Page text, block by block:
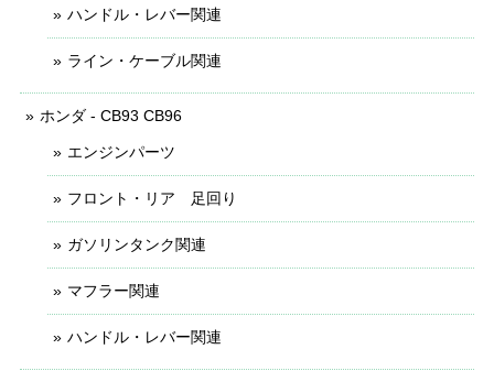
ハンドル・レバー関連
ライン・ケーブル関連
ホンダ - CB93 CB96
エンジンパーツ
フロント・リア 足回り
ガソリンタンク関連
マフラー関連
ハンドル・レバー関連